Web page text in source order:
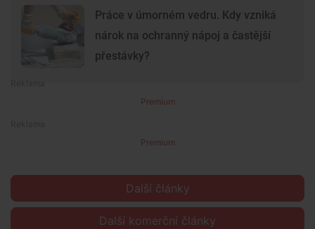
Práce v úmorném vedru. Kdy vzniká
nárok na ochranný nápoj a častější
přestávky?
Premium
Premium
Další články
Další komerční články